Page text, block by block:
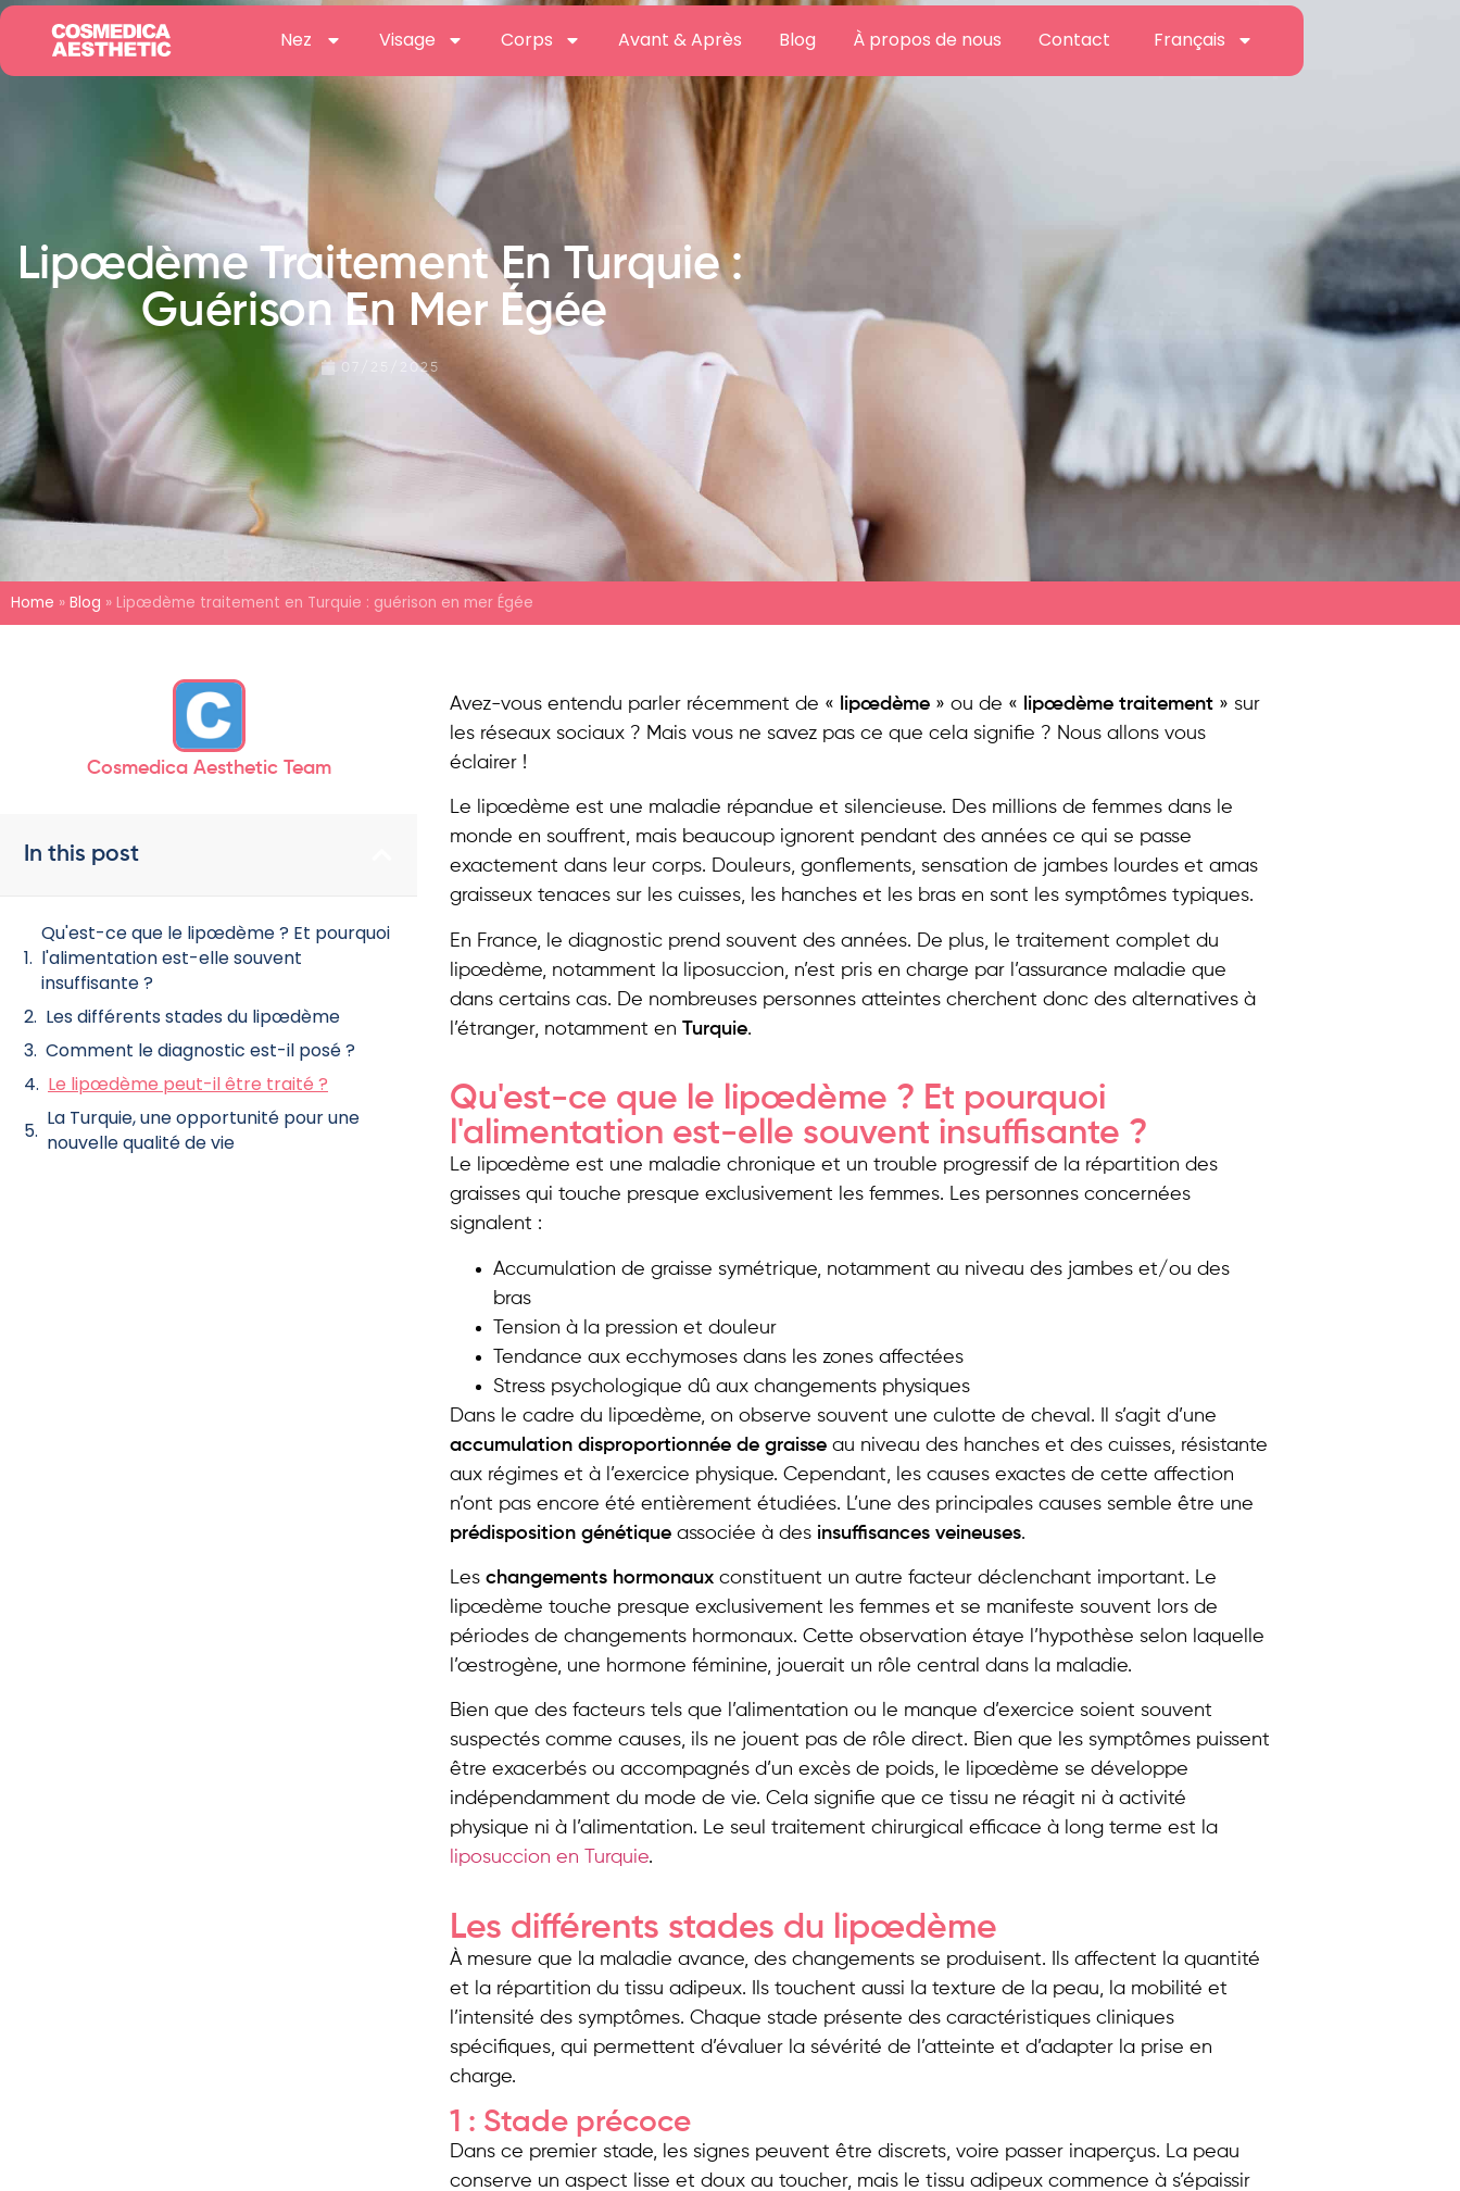
Nez Visage Corps Avant & Après Blog À propos de nous Contact Français
Lipœdème Traitement En Turquie :
Guérison En Mer Égée
07/25/2025
Home » Blog » Lipœdème traitement en Turquie : guérison en mer Égée
Cosmedica Aesthetic Team
In this post
Qu'est-ce que le lipœdème ? Et pourquoi
l'alimentation est-elle souvent
insuffisante ?
Les différents stades du lipœdème
Comment le diagnostic est-il posé ?
Le lipœdème peut-il être traité ?
La Turquie, une opportunité pour une
nouvelle qualité de vie
Avez-vous entendu parler récemment de « lipœdème » ou de « lipœdème traitement » sur
les réseaux sociaux ? Mais vous ne savez pas ce que cela signifie ? Nous allons vous
éclairer !
Le lipœdème est une maladie répandue et silencieuse. Des millions de femmes dans le
monde en souffrent, mais beaucoup ignorent pendant des années ce qui se passe
exactement dans leur corps. Douleurs, gonflements, sensation de jambes lourdes et amas
graisseux tenaces sur les cuisses, les hanches et les bras en sont les symptômes typiques.
En France, le diagnostic prend souvent des années. De plus, le traitement complet du
lipœdème, notamment la liposuccion, n’est pris en charge par l’assurance maladie que
dans certains cas. De nombreuses personnes atteintes cherchent donc des alternatives à
l’étranger, notamment enTurquie.
Qu'est-ce que le lipœdème ? Et pourquoi
l'alimentation est-elle souvent insuffisante ?
Le lipœdème est une maladie chronique et un trouble progressif de la répartition des
graisses qui touche presque exclusivement les femmes. Les personnes concernées
signalent :
Accumulation de graisse symétrique, notamment au niveau des jambes et/ou des
bras
Tension à la pression et douleur
Tendance aux ecchymoses dans les zones affectées
Stress psychologique dû aux changements physiques
Dans le cadre du lipœdème, on observe souvent une culotte de cheval. Il s’agit d’une
accumulation disproportionnée de graisse au niveau des hanches et des cuisses, résistante
aux régimes et à l’exercice physique. Cependant, les causes exactes de cette affection
n’ont pas encore été entièrement étudiées. L’une des principales causes semble être une
prédisposition génétique associée à des insuffisances veineuses.
Leschangements hormonaux constituent un autre facteur déclenchant important. Le
lipœdème touche presque exclusivement les femmes et se manifeste souvent lors de
périodes de changements hormonaux. Cette observation étaye l’hypothèse selon laquelle
l’œstrogène, une hormone féminine, jouerait un rôle central dans la maladie.
Bien que des facteurs tels que l’alimentation ou le manque d’exercice soient souvent
suspectés comme causes, ils ne jouent pas de rôle direct. Bien que les symptômes puissent
être exacerbés ou accompagnés d’un excès de poids, le lipœdème se développe
indépendamment du mode de vie. Cela signifie que ce tissu ne réagit ni à activité
physique ni à l’alimentation. Le seul traitement chirurgical efficace à long terme est la
liposuccion en Turquie.
Les différents stades du lipœdème
À mesure que la maladie avance, des changements se produisent. Ils affectent la quantité
et la répartition du tissu adipeux. Ils touchent aussi la texture de la peau, la mobilité et
l’intensité des symptômes. Chaque stade présente des caractéristiques cliniques
spécifiques, qui permettent d’évaluer la sévérité de l’atteinte et d’adapter la prise en
charge.
1 : Stade précoce
Dans ce premier stade, les signes peuvent être discrets, voire passer inaperçus. La peau
conserve un aspect lisse et doux au toucher, mais le tissu adipeux commence à s’épaissir